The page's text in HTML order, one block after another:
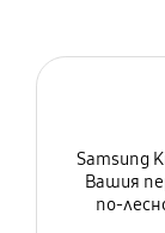
Samsung
Вашия
по-